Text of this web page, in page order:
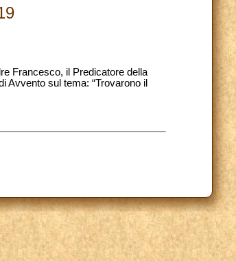
Francesco, il Predicatore della
Avvento sul tema: “Trovarono il